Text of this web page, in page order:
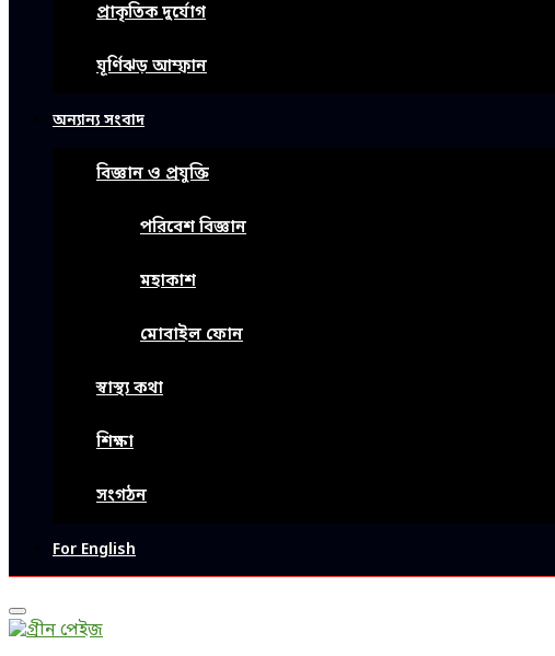
প্রাকৃতিক দুর্যোগ
ঘূর্ণিঝড় আম্ফান
অন্যান্য সংবাদ
বিজ্ঞান ও প্রযুক্তি
পরিবেশ বিজ্ঞান
মহাকাশ
মোবাইল ফোন
স্বাস্থ্য কথা
শিক্ষা
সংগঠন
For English
Primary
Menu